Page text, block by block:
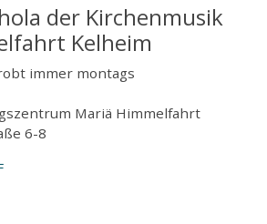
der Kirchenmusik
Kelheim
immer montags
Mariä Himmelfahrt
6-8